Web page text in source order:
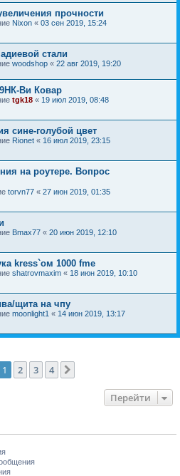
прочности
Nixon « 03 сен 2019, 15:24
стали
woodshop « 22 авг 2019, 19:20
Ви Ковар
tgk18 « 19 июл 2019, 08:48
сине-голубой цвет
Rionet « 16 июл 2019, 23:15
на роутере. Вопрос
torvn77 « 27 июн 2019, 01:35
Bmax77 « 20 июн 2019, 12:10
kress`ом 1000 fme
shatrovmaxim « 18 июн 2019, 10:10
щита на чпу
moonlight1 « 14 июн 2019, 13:17
1 2 3 4
Перейти